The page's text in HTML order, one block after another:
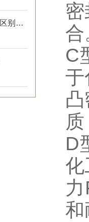
电接点压力表直接式和磁助式的区别及压力表FS含义解析
合
C
D
和